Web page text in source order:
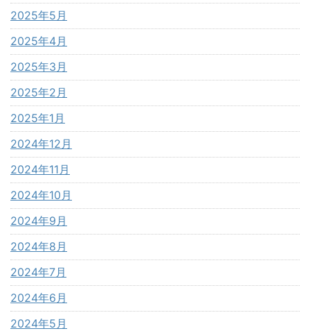
2025年5月
2025年4月
2025年3月
2025年2月
2025年1月
2024年12月
2024年11月
2024年10月
2024年9月
2024年8月
2024年7月
2024年6月
2024年5月